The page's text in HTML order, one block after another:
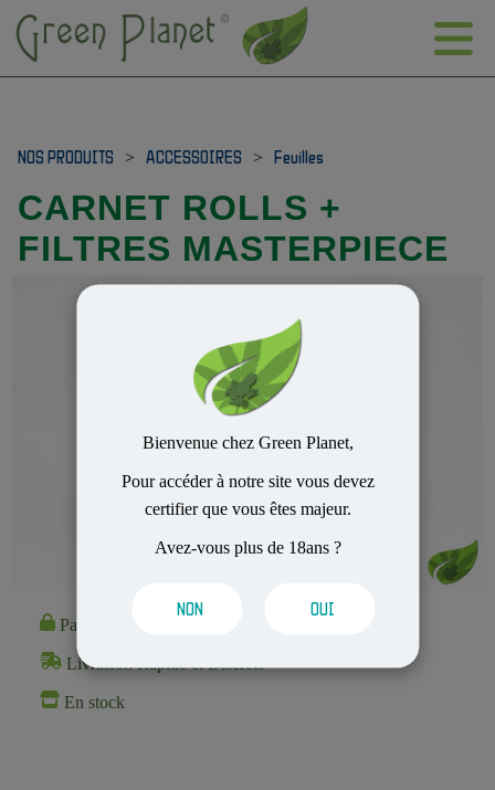
Bienvenue chez Green Planet,
Pour accéder à notre site vous devez
certifier que vous êtes majeur.
Avez-vous plus de 18ans ?
NON OUI
NOS PRODUITS > ACCESSOIRES > Feuilles
CARNET ROLLS +
FILTRES MASTERPIECE
Paiement 100% Sécurisé
Livraison Rapide et Discrète
En stock